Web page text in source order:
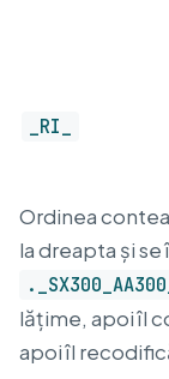
_RI_
Ordinea
la dreapta și
lățime, apoi îl
apoi îl